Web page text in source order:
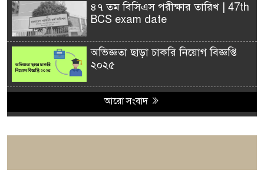
৪৭ তম বিসিএস পরীক্ষার তারিখ | 47th
BCS exam date
অভিজ্ঞতা ছাড়া চাকরি নিয়োগ বিজ্ঞপ্তি
২০২৫
আরো সংবাদ